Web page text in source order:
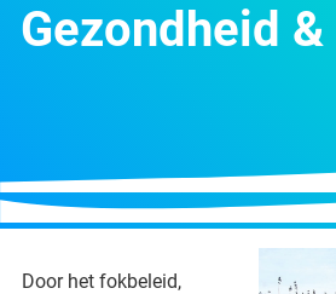
Gezondheid
Door het fokbeleid,